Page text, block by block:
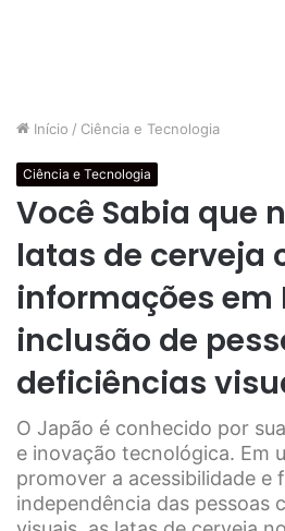
Início / Ciência e Tecnologia
Ciência e Tecnologia
Você Sabia que
latas de cerveja
informações em
inclusão de
deficiências
O Japão é conhecido por
e inovação tecnológica. Em
promover a acessibilidade e
independência das pessoas